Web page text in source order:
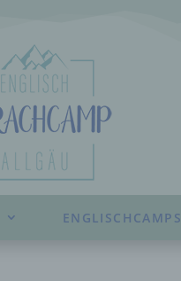
ENGLISCHCAMPS